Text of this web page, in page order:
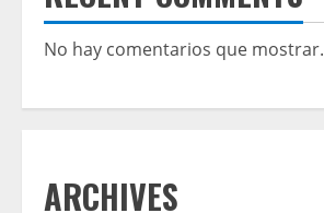
No hay comentarios que mostrar.
ARCHIVES